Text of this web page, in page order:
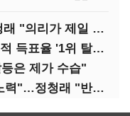
김민석 "일하는 당대표"…정청래 "의리가 제일 중요"
김민석, 제주·인천서 승리…누적 득표율 '1위 탈환'(종합)
은 제가 수습"
김민석 "경선갈등 완전 제로 노력"…정청래 "반명 공세 사과부터"